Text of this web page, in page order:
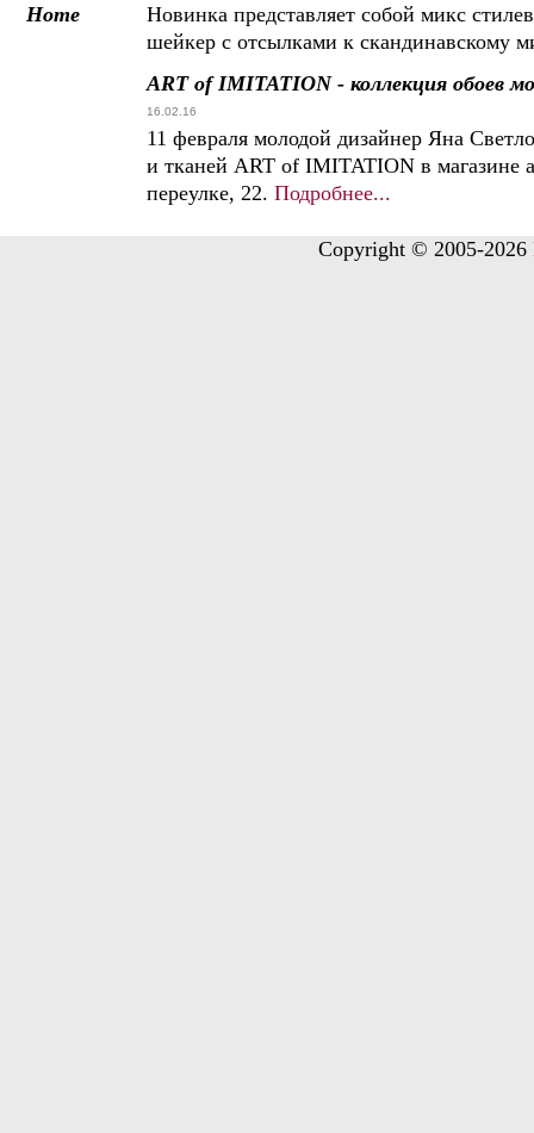
Новинка представляет собой микс
шейкер с отсылками к скандинавскому
ART of IMITATION - коллекция обоев
16.02.16
11 февраля молодой дизайнер Яна
и тканей ART of IMITATION в магазине
переулке, 22. Подробнее...
Copyright © 2005-2026